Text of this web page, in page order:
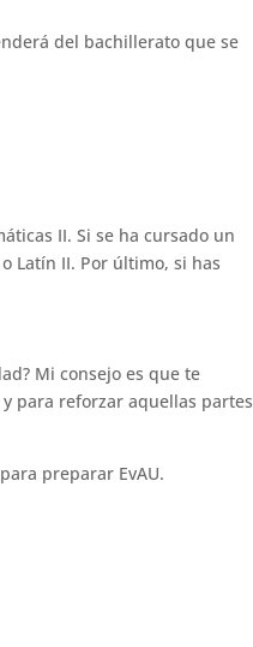
del bachillerato que se
II. Si se ha cursado un
Latín II. Por último, si has
Mi consejo es que te
para reforzar aquellas partes
preparar EvAU.